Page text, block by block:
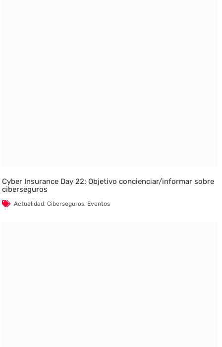
Cyber Insurance Day 22: Objetivo concienciar/informar sobre
ciberseguros
Actualidad,Ciberseguros, Eventos